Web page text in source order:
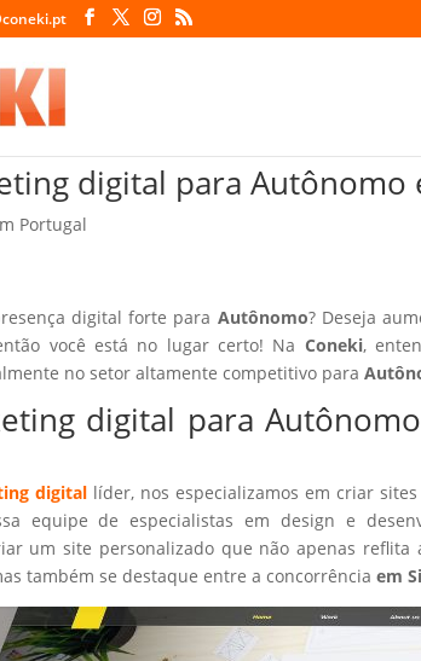
digital para Autônomo
Portugal
digital forte para Autônomo? Deseja
você está no lugar certo! Na Coneki,
no setor altamente competitivo para
digital para
digitallíder, nos especializamos em criar
equipe de especialistas em design e
um site personalizado que não apenas
também se destaque entre a concorrênciaem